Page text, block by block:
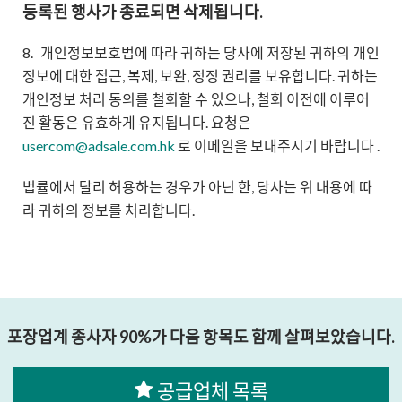
등록된 행사가 종료되면 삭제됩니다.
8. 개인정보보호법에 따라 귀하는 당사에 저장된 귀하의 개인
정보에 대한 접근, 복제, 보완, 정정 권리를 보유합니다. 귀하는
개인정보 처리 동의를 철회할 수 있으나, 철회 이전에 이루어
진 활동은 유효하게 유지됩니다. 요청은
usercom@adsale.com.hk 로 이메일을 보내주시기 바랍니다 .
법률에서 달리 허용하는 경우가 아닌 한, 당사는 위 내용에 따
라 귀하의 정보를 처리합니다.
포장업계 종사자 90%가 다음 항목도 함께 살펴보았습니다.
공급업체 목록